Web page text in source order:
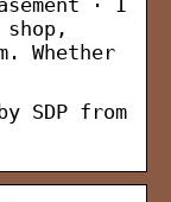
· I
shop,
Whether
SDP from